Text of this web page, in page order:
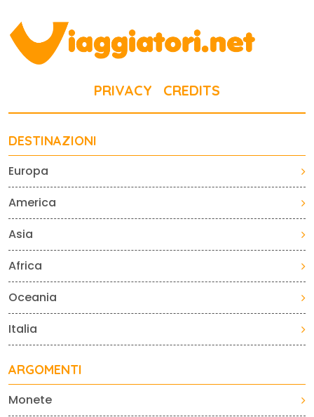
PRIVACY CREDITS
DESTINAZIONI
Europa
America
Asia
Africa
Oceania
Italia
ARGOMENTI
Monete